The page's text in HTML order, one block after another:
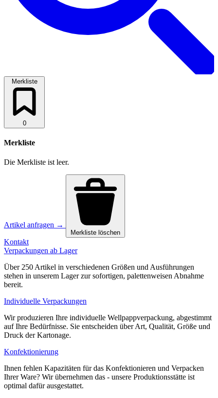
Merkliste
0
Merkliste
Die Merkliste ist leer.
Artikel anfragen →
Merkliste löschen
Kontakt
Verpackungen ab Lager
Über 250 Artikel in verschiedenen Größen und Ausführungen
stehen in unserem Lager zur sofortigen, palettenweisen Abnahme
bereit.
Individuelle Verpackungen
Wir produzieren Ihre individuelle Wellpappverpackung, abgestimmt
auf Ihre Bedürfnisse. Sie entscheiden über Art, Qualität, Größe und
Druck der Kartonage.
Konfektionierung
Ihnen fehlen Kapazitäten für das Konfektionieren und Verpacken
Ihrer Ware? Wir übernehmen das - unsere Produktionsstätte ist
optimal dafür ausgestattet.